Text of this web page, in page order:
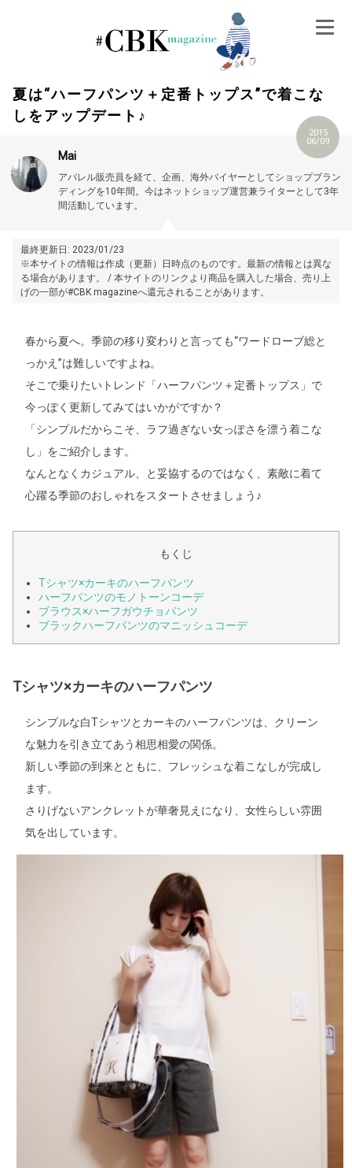
夏は“ハーフパンツ＋定番トップス”で着こな
しをアップデート♪
2015
06/09
Mai
アパレル販売員を経て、企画、海外バイヤーとしてショップブラン
ディングを10年間。今はネットショップ運営兼ライターとして3年
間活動しています。
最終更新日: 2023/01/23
※本サイトの情報は作成（更新）日時点のものです。最新の情報とは異な
る場合があります。 / 本サイトのリンクより商品を購入した場合、売り上
げの一部が#CBK magazineへ還元されることがあります。
春から夏へ。季節の移り変わりと言っても“ワードローブ総と
っかえ”は難しいですよね。
そこで乗りたいトレンド「ハーフパンツ＋定番トップス」で
今っぽく更新してみてはいかがですか？
「シンプルだからこそ、ラフ過ぎない女っぽさを漂う着こな
し」をご紹介します。
なんとなくカジュアル、と妥協するのではなく、素敵に着て
心躍る季節のおしゃれをスタートさせましょう♪
もくじ
Tシャツ×カーキのハーフパンツ
ハーフパンツのモノトーンコーデ
ブラウス×ハーフガウチョパンツ
ブラックハーフパンツのマニッシュコーデ
Tシャツ×カーキのハーフパンツ
シンプルな白Tシャツとカーキのハーフパンツは、クリーン
な魅力を引き立てあう相思相愛の関係。
新しい季節の到来とともに、フレッシュな着こなしが完成し
ます。
さりげないアンクレットが華奢見えになり、女性らしい雰囲
気を出しています。